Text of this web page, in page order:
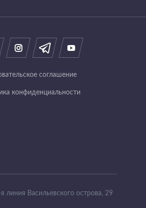
соглашение
конфиденциальности
линия Васильевского острова, 29